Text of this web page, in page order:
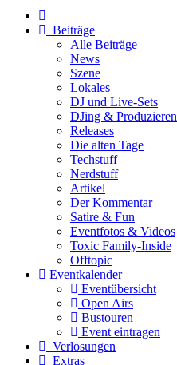
Beiträge
Alle Beiträge
News
Szene
Lokales
DJ und Live-Sets
DJing & Produzieren
Releases
Die alten Tage
Techstuff
Nerdstuff
Artikel
Der Kommentar
Satire & Fun
Eventfotos & Videos
Toxic Family-Inside
Offtopic
Eventkalender
Eventübersicht
Open Airs
Bustouren
Event eintragen
Verlosungen
Extras